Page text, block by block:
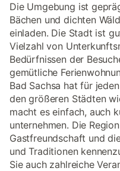
Die Umgebung ist
Bächen und dichten
einladen. Die Stadt ist
Vielzahl von
Bedürfnissen der
gemütliche
Bad Sachsa hat für
den größeren Städten
macht es einfach, auch
unternehmen. Die
Gastfreundschaft und
und Traditionen
Sie auch zahlreiche